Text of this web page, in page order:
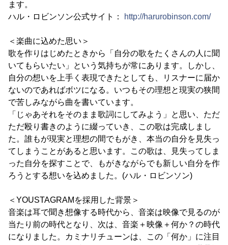
ます。
ハル・ロビンソン公式サイト：
http://harurobinson.com/
＜楽曲に込めた思い＞
歌を作りはじめたときから「自分の歌をたくさんの人に聞
いてもらいたい」という気持ちが常にあります。しかし、
自分の想いを上手く表現できたとしても、リスナーに届か
ないのであればボツになる。いつもその理想と現実の狭間
で苦しみながら曲を書いています。
「じゃあそれをそのまま歌詞にしてみよう」と思い、ただ
ただ殴り書きのように綴っていき、この歌は完成しまし
た。誰もが現実と理想の間でもがき、本当の自分を見失っ
てしまうことがあると思います。この歌は、見失ってしま
った自分を探すことで、もがきながらでも新しい自分を作
ろうとする想いを込めました。(ハル・ロビンソン)
＜YOUSTAGRAMを採用した背景＞
音楽は耳で聞き想像する時代から、音楽は映像で見るのが
当たり前の時代となり、次は、音楽＋映像＋何か？の時代
になりました。カミナリチューンは、この「何か」に注目